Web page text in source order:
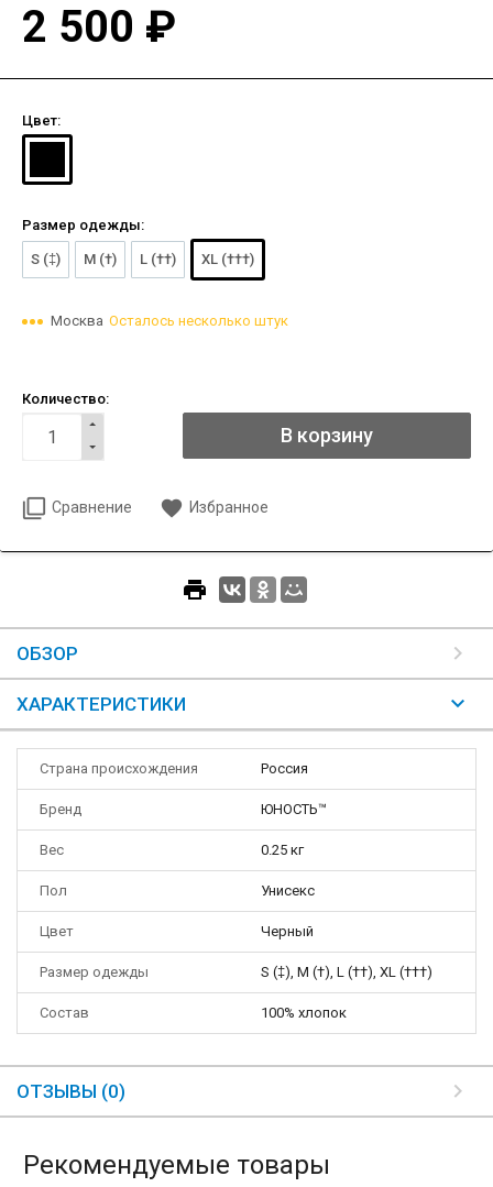
2 500 ₽
Цвет:
Размер одежды:
S (‡) M (†) L (††) XL (†††)
Москва Осталось несколько штук
Количество:
Сравнение Избранное
ОБЗОР
ХАРАКТЕРИСТИКИ
Страна происхождения Россия
Бренд ЮНОСТЬ™
Вес 0.25 кг
Пол Унисекс
Цвет Черный
Размер одежды S (‡), M (†), L (††), XL (†††)
Состав 100% хлопок
ОТЗЫВЫ (0)
Рекомендуемые товары